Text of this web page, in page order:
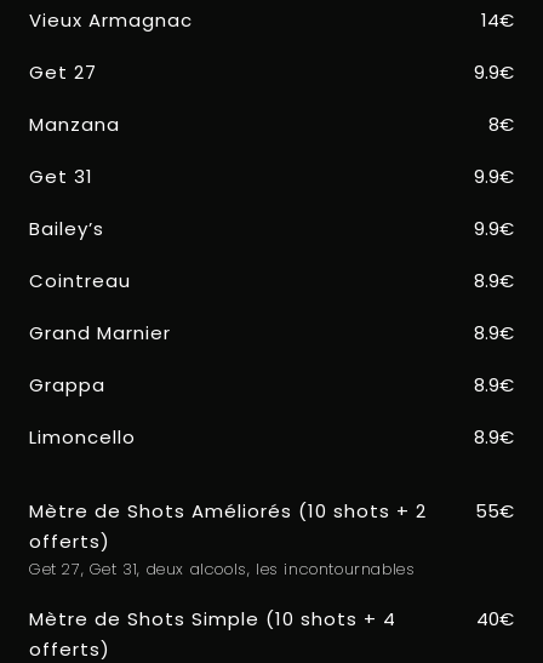
Vieux Armagnac 14€
Get 27 9.9€
Manzana 8€
Get 31 9.9€
Bailey’s 9.9€
Cointreau 8.9€
Grand Marnier 8.9€
Grappa 8.9€
Limoncello 8.9€
Mètre de Shots Améliorés (10 shots + 2
offerts)
Get 27, Get 31, deux alcools, les incontournables
55€
Mètre de Shots Simple (10 shots + 4
offerts)
40€